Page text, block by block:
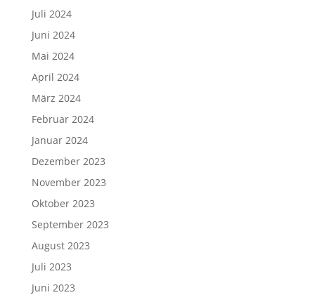
Juli 2024
Juni 2024
Mai 2024
April 2024
März 2024
Februar 2024
Januar 2024
Dezember 2023
November 2023
Oktober 2023
September 2023
August 2023
Juli 2023
Juni 2023